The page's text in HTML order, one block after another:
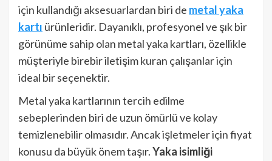
için kullandığı aksesuarlardan biri de metal yaka
kartı ürünleridir. Dayanıklı, profesyonel ve şık bir
görünüme sahip olan metal yaka kartları, özellikle
müşteriyle birebir iletişim kuran çalışanlar için
ideal bir seçenektir.
Metal yaka kartlarının tercih edilme
sebeplerinden biri de uzun ömürlü ve kolay
temizlenebilir olmasıdır. Ancak işletmeler için fiyat
konusu da büyük önem taşır.Yaka isimliği